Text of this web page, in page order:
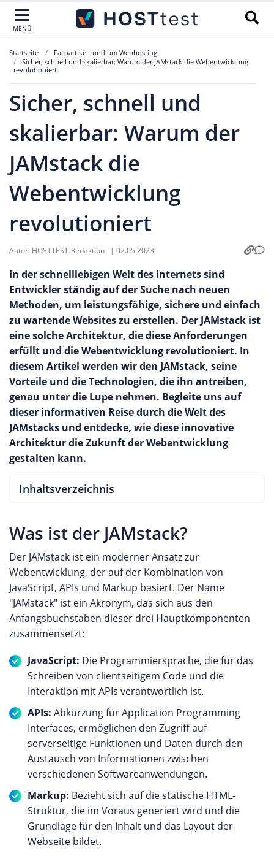
MENÜ
Startseite
Fachartikel rund um Webhosting
Sicher, schnell und skalierbar: Warum der JAMstack die Webentwicklung
revolutioniert
Sicher, schnell und
skalierbar: Warum der
JAMstack die
Webentwicklung
revolutioniert
Autor: HOSTTEST-Redaktion | 02.05.2023
In der schnelllebigen Welt des Internets sind
Entwickler ständig auf der Suche nach neuen
Methoden, um leistungsfähige, sichere und einfach
zu wartende Websites zu erstellen. Der JAMstack ist
eine solche Architektur, die diese Anforderungen
erfüllt und die Webentwicklung revolutioniert. In
diesem Artikel werden wir den JAMstack, seine
Vorteile und die Technologien, die ihn antreiben,
genau unter die Lupe nehmen. Begleite uns auf
dieser informativen Reise durch die Welt des
JAMstacks und entdecke, wie diese innovative
Architektur die Zukunft der Webentwicklung
gestalten kann.
Inhaltsverzeichnis
Was ist der JAMstack?
Der JAMstack ist ein moderner Ansatz zur
Webentwicklung, der auf der Kombination von
JavaScript, APIs und Markup basiert. Der Name
"JAMstack" ist ein Akronym, das sich aus den
Anfangsbuchstaben dieser drei Hauptkomponenten
zusammensetzt:
JavaScript: Die Programmiersprache, die für das
Schreiben von clientseitigem Code und die
Interaktion mit APIs verantwortlich ist.
APIs: Abkürzung für Application Programming
Interfaces, ermöglichen den Zugriff auf
serverseitige Funktionen und Daten durch den
Austausch von Informationen zwischen
verschiedenen Softwareanwendungen.
Markup: Bezieht sich auf die statische HTML-
Struktur, die im Voraus generiert wird und die
Grundlage für den Inhalt und das Layout der
Webseite bildet.